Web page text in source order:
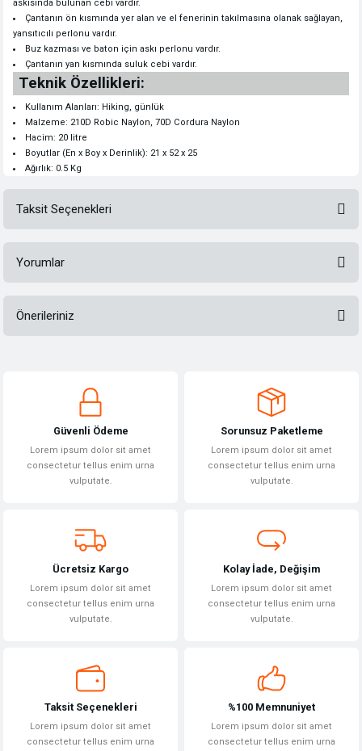
askısında bulunan cebi vardır.
Çantanın ön kısmında yer alan ve el fenerinin takılmasına olanak sağlayan,
yansıtıcılı perlonu vardır.
Buz kazması ve baton için askı perlonu vardır.
Çantanın yan kısmında suluk cebi vardır.
Teknik Özellikleri:
Kullanım Alanları: Hiking, günlük
Malzeme: 210D Robic Naylon, 70D Cordura Naylon
Hacim: 20 litre
Boyutlar (En x Boy x Derinlik): 21 x 52 x 25
Ağırlık: 0.5 Kg
Taksit Seçenekleri
Yorumlar
Önerileriniz
Görüş ve önerileriniz için teşekkür ederiz.
Ürün açıklamasında eksik bilgiler bulunuyor.
Ürün bilgilerinde hatalar bulunuyor.
Bu ürüne benzer farklı alternatifler olmalı.
Güvenli Ödeme
Lorem ipsum dolor sit amet
consectetur tellus enim urna
vulputate.
Sorunsuz Paketleme
Lorem ipsum dolor sit amet
consectetur tellus enim urna
vulputate.
Ücretsiz Kargo
Lorem ipsum dolor sit amet
consectetur tellus enim urna
vulputate.
Kolay İade, Değişim
Lorem ipsum dolor sit amet
consectetur tellus enim urna
vulputate.
Taksit Seçenekleri
Lorem ipsum dolor sit amet
consectetur tellus enim urna
%100 Memnuniyet
Lorem ipsum dolor sit amet
consectetur tellus enim urna